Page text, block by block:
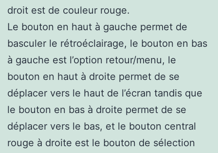
droit est de couleur rouge.
Le bouton en haut à gauche permet de
basculer le rétroéclairage, le bouton en bas
à gauche est l’option retour/menu, le
bouton en haut à droite permet de se
déplacer vers le haut de l’écran tandis que
le bouton en bas à droite permet de se
déplacer vers le bas, et le bouton central
rouge à droite est le bouton de sélection